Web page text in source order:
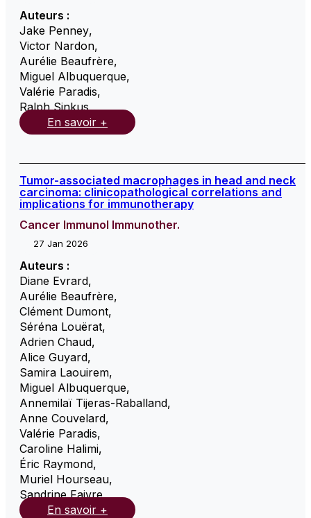
Auteurs :
Jake Penney,
Victor Nardon,
Aurélie Beaufrère,
Miguel Albuquerque,
Valérie Paradis,
Ralph Sinkus,
En savoir +
Tumor-associated macrophages in head and neck
carcinoma: clinicopathological correlations and
implications for immunotherapy
Cancer Immunol Immunother.
27 Jan 2026
Auteurs :
Diane Evrard,
Aurélie Beaufrère,
Clément Dumont,
Séréna Louërat,
Adrien Chaud,
Alice Guyard,
Samira Laouirem,
Miguel Albuquerque,
Annemilaï Tijeras-Raballand,
Anne Couvelard,
Valérie Paradis,
Caroline Halimi,
Éric Raymond,
Muriel Hourseau,
Sandrine Faivre,
En savoir +